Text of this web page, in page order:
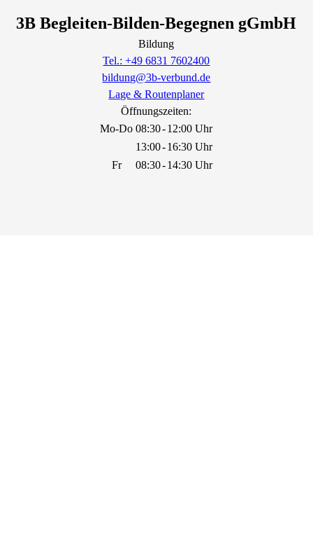
3B Begleiten-Bilden-Begegnen gGmbH
Bildung
Tel.: +49 6831 7602400
bildung@3b-verbund.de
Lage & Routenplaner
Öffnungszeiten:
Mo-Do 08:30-12:00 Uhr
13:00-16:30 Uhr
Fr
08:30-14:30 Uhr